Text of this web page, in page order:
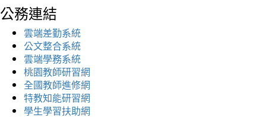
公務連結
雲端差勤系統
公文整合系統
雲端學務系統
桃園教師研習網
全國教師進修網
特教知能研習網
學生學習扶助網